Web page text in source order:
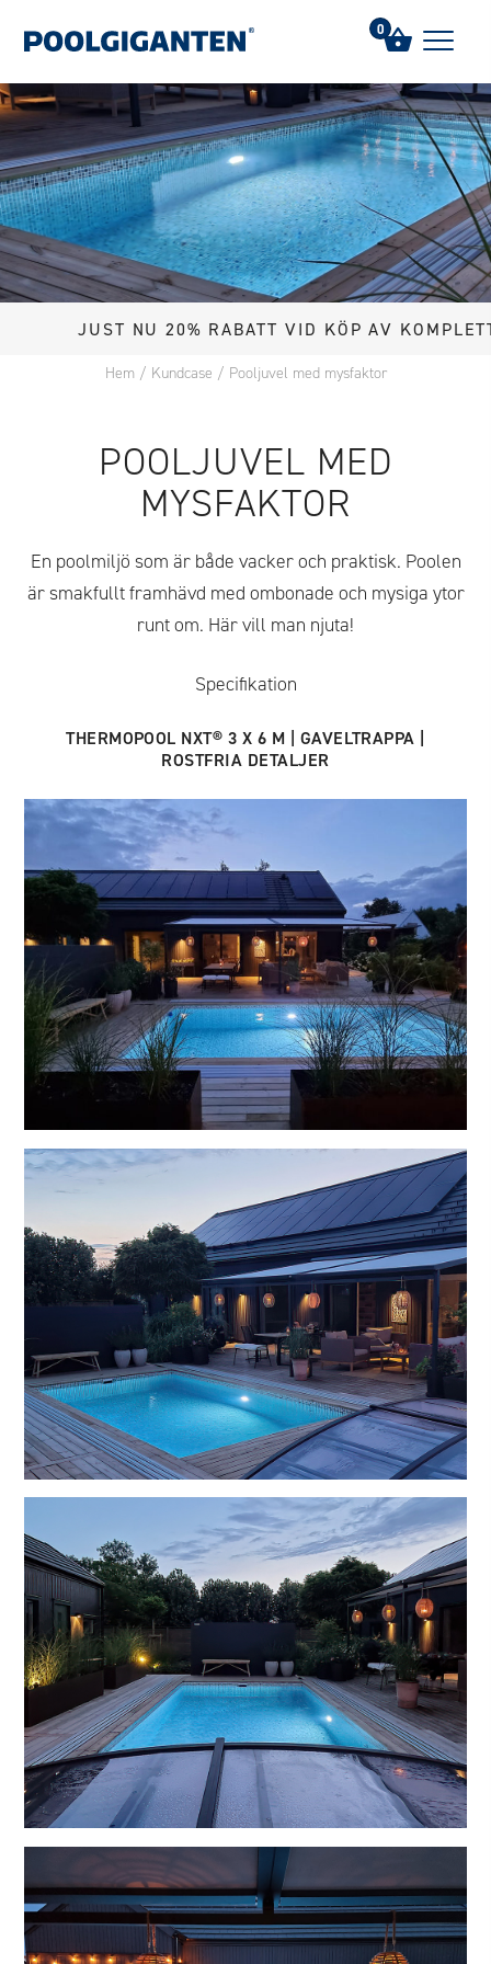
JUST NU 20% RABATT VID KÖP AV KOMPLETT POOL
Hem/ Kundcase / Pooljuvel med mysfaktor
POOLJUVEL MED
MYSFAKTOR
En poolmiljö som är både vacker och praktisk. Poolen
är smakfullt framhävd med ombonade och mysiga ytor
runt om. Här vill man njuta!
Specifikation
THERMOPOOL NXT® 3 X 6 M | GAVELTRAPPA |
ROSTFRIA DETALJER
0